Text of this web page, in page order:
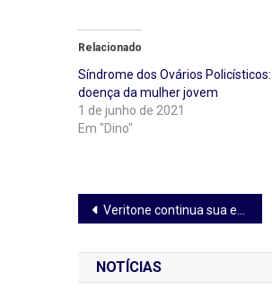
Relacionado
Síndrome dos Ovários
doença da mulher jovem
1 de junho de 2021
Em "Dino"
Navegação
de
Post
Veritone continua sua expansão internacional através de acordo com a CRP Radios do Peru
NOTÍCIAS